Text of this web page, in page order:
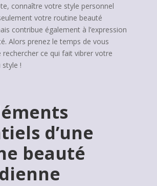
connaître votre style personnel
votre routine beauté
contribue également à l’expression
Alors prenez le temps de vous
rechercher ce qui fait vibrer votre
style !
d’une
beauté